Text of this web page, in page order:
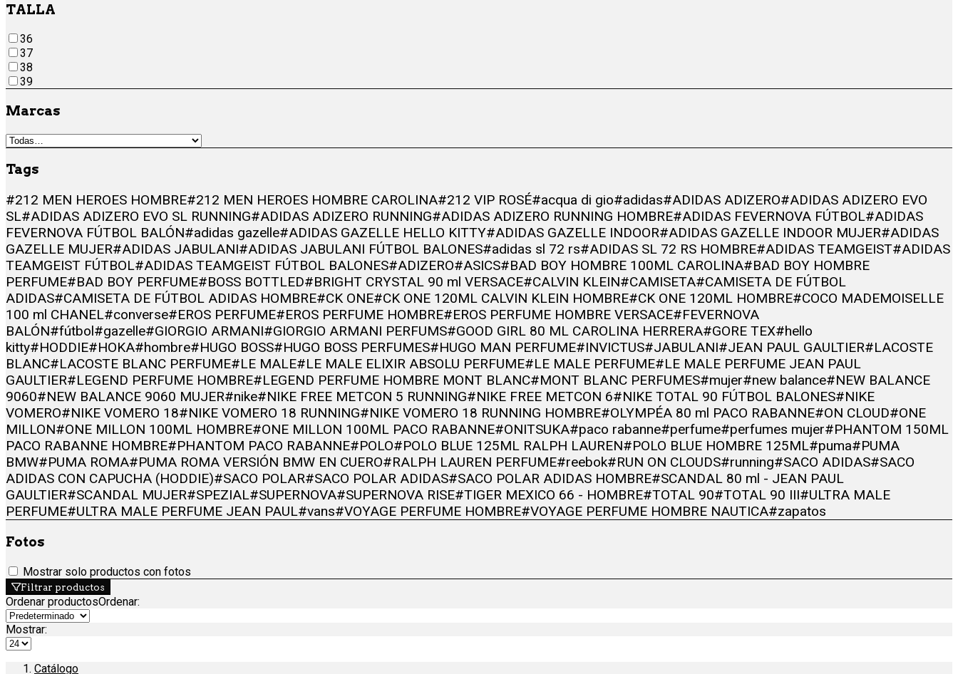
TALLA
36
37
38
39
Marcas
Tags
#212 MEN HEROES HOMBRE#212 MEN HEROES HOMBRE CAROLINA#212 VIP ROSÉ#acqua di gio#adidas#ADIDAS ADIZERO#ADIDAS ADIZERO EVO
SL#ADIDAS ADIZERO EVO SL RUNNING#ADIDAS ADIZERO RUNNING#ADIDAS ADIZERO RUNNING HOMBRE#ADIDAS FEVERNOVA FÚTBOL#ADIDAS
FEVERNOVA FÚTBOL BALÓN#adidas gazelle#ADIDAS GAZELLE HELLO KITTY#ADIDAS GAZELLE INDOOR#ADIDAS GAZELLE INDOOR MUJER#ADIDAS
GAZELLE MUJER#ADIDAS JABULANI#ADIDAS JABULANI FÚTBOL BALONES#adidas sl 72 rs#ADIDAS SL 72 RS HOMBRE#ADIDAS TEAMGEIST#ADIDAS
TEAMGEIST FÚTBOL#ADIDAS TEAMGEIST FÚTBOL BALONES#ADIZERO#ASICS#BAD BOY HOMBRE 100ML CAROLINA#BAD BOY HOMBRE
PERFUME#BAD BOY PERFUME#BOSS BOTTLED#BRIGHT CRYSTAL 90 ml VERSACE#CALVIN KLEIN#CAMISETA#CAMISETA DE FÚTBOL
ADIDAS#CAMISETA DE FÚTBOL ADIDAS HOMBRE#CK ONE#CK ONE 120ML CALVIN KLEIN HOMBRE#CK ONE 120ML HOMBRE#COCO MADEMOISELLE
100 ml CHANEL#converse#EROS PERFUME#EROS PERFUME HOMBRE#EROS PERFUME HOMBRE VERSACE#FEVERNOVA
BALÓN#fútbol#gazelle#GIORGIO ARMANI#GIORGIO ARMANI PERFUMS#GOOD GIRL 80 ML CAROLINA HERRERA#GORE TEX#hello
kitty#HODDIE#HOKA#hombre#HUGO BOSS#HUGO BOSS PERFUMES#HUGO MAN PERFUME#INVICTUS#JABULANI#JEAN PAUL GAULTIER#LACOSTE
BLANC#LACOSTE BLANC PERFUME#LE MALE#LE MALE ELIXIR ABSOLU PERFUME#LE MALE PERFUME#LE MALE PERFUME JEAN PAUL
GAULTIER#LEGEND PERFUME HOMBRE#LEGEND PERFUME HOMBRE MONT BLANC#MONT BLANC PERFUMES#mujer#new balance#NEW BALANCE
9060#NEW BALANCE 9060 MUJER#nike#NIKE FREE METCON 5 RUNNING#NIKE FREE METCON 6#NIKE TOTAL 90 FÚTBOL BALONES#NIKE
VOMERO#NIKE VOMERO 18#NIKE VOMERO 18 RUNNING#NIKE VOMERO 18 RUNNING HOMBRE#OLYMPÉA 80 ml PACO RABANNE#ON CLOUD#ONE
MILLON#ONE MILLON 100ML HOMBRE#ONE MILLON 100ML PACO RABANNE#ONITSUKA#paco rabanne#perfume#perfumes mujer#PHANTOM 150ML
PACO RABANNE HOMBRE#PHANTOM PACO RABANNE#POLO#POLO BLUE 125ML RALPH LAUREN#POLO BLUE HOMBRE 125ML#puma#PUMA
BMW#PUMA ROMA#PUMA ROMA VERSIÓN BMW EN CUERO#RALPH LAUREN PERFUME#reebok#RUN ON CLOUDS#running#SACO ADIDAS#SACO
ADIDAS CON CAPUCHA (HODDIE)#SACO POLAR#SACO POLAR ADIDAS#SACO POLAR ADIDAS HOMBRE#SCANDAL 80 ml - JEAN PAUL
GAULTIER#SCANDAL MUJER#SPEZIAL#SUPERNOVA#SUPERNOVA RISE#TIGER MEXICO 66 - HOMBRE#TOTAL 90#TOTAL 90 III#ULTRA MALE
PERFUME#ULTRA MALE PERFUME JEAN PAUL#vans#VOYAGE PERFUME HOMBRE#VOYAGE PERFUME HOMBRE NAUTICA#zapatos
Fotos
Mostrar solo productos con fotos
Filtrar productos
Ordenar productosOrdenar:
Mostrar:
Catálogo